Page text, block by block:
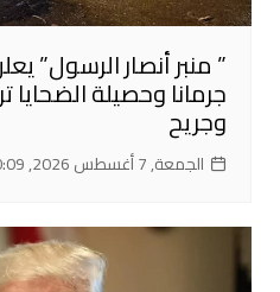
” منبر أنصار الرسول”
وجريح
الجمعة, 7 أغسطس 2026, 0:09